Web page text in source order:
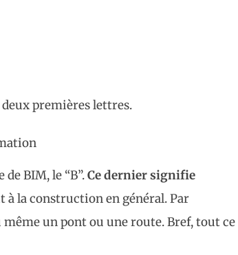
premières lettres.
BIM, le “B”.Ce dernier signifie
à la construction en général. Par
un pont ou une route. Bref, tout ce